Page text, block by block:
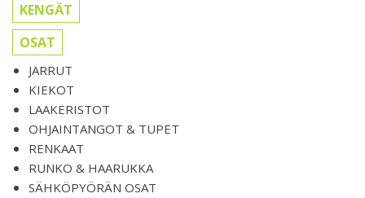
KENGÄT
OSAT
JARRUT
KIEKOT
LAAKERISTOT
OHJAINTANGOT & TUPET
RENKAAT
RUNKO & HAARUKKA
SÄHKÖPYÖRÄN OSAT